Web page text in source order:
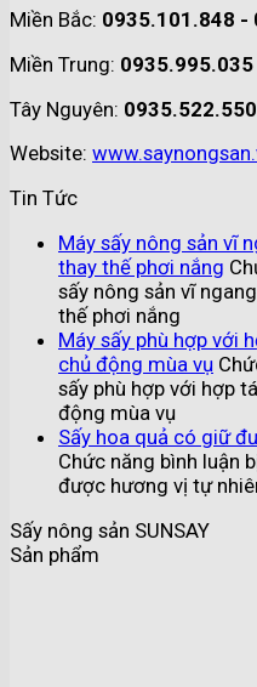
Miền Bắc: 0935.101.848 -
Miền Trung:
Tây Nguyên: 0935.522.550
Website:
Tin Tức
Máy sấy nông sản vĩ
thay thế phơi nắng
sấy nông sản vĩ
thế phơi nắng
Máy sấy phù hợp với
chủ động mùa vụ
sấy phù hợp với hợp
động mùa vụ
Sấy hoa quả có giữ
Chức năng bình luận
được hương vị tự
Sấy nông sản SUNSAY
Sản phẩm